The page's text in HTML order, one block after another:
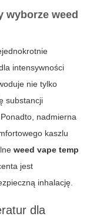
wyborze weed
intensywności
nie tylko
substancji
nadmierna
kaszlu
weed vape temp
jest
inhalację.
dla